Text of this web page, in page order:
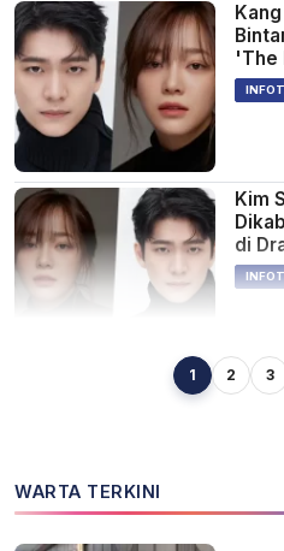
'The
Kim
di
the
Kim
1 2 3
WARTA TERKINI